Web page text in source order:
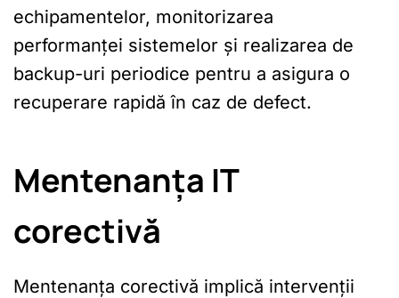
echipamentelor, monitorizarea
performanței sistemelor și realizarea de
backup-uri periodice pentru a asigura o
recuperare rapidă în caz de defect.
Mentenanța IT
corectivă
Mentenanța corectivă implică intervenții